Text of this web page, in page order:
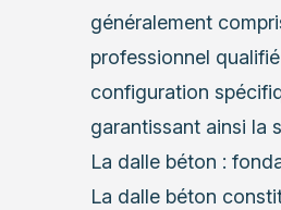
généralement
professionnel
configuration
garantissant ainsi la
La dalle béton :
La dalle béton